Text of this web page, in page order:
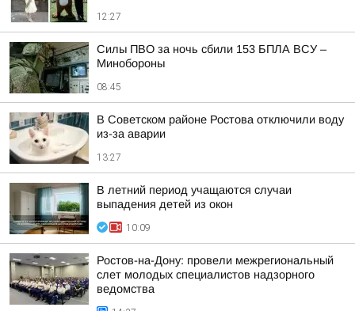
12:27
Силы ПВО за ночь сбили 153 БПЛА ВСУ –
Минобороны
08:45
В Советском районе Ростова отключили воду
из-за аварии
13:27
В летний период учащаются случаи
выпадения детей из окон
10:09
Ростов-на-Дону: провели межрегиональный
слет молодых специалистов надзорного
ведомства